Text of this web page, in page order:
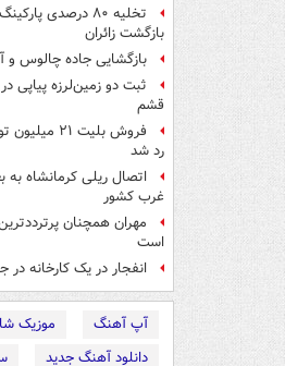
تخلیه ۸۰ درصدی
بازگشت زائران
بازگشایی جاده چالوس و
ثبت دو زمین‌لرزه پیاپی
قشم
فروش بلیت
رد شد
اتصال ریلی کرمانشاه به
غرب کشور
مهران همچنان
است
انفجار در یک کارخانه در
آپ آهنگ
موزیک
دانلود آهنگ جدید